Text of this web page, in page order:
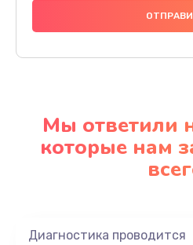
Мы ответили
которые нам
Диагностика проводится